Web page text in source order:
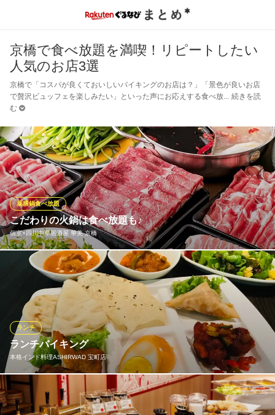
京橋で食べ放題を満喫！リピートしたい
人気のお店3選
京橋で「コスパが良くておいしいバイキングのお店は？」「景色が良いお店
で贅沢ビュッフェを楽しみたい」といった声にお応えする食べ放
続きを読
む
こだわりの火鍋は食べ放題も♪
個室×四川中華居酒屋 華美 京橋
薬膳鍋食べ放題
多くのお客様にご支持頂いている当店の薬膳火鍋コース。人気の
食べ放題プランはもちろん、お1人様でも注文ができる「お1人様
セット」もおすすめ。火鍋プランで楽しめるスープにはピリ辛な
ものとあっさりなものをご用意しているので辛いものが苦手なお
客様でも一緒に楽しむことができますよ！
個室×四川中華居酒屋 華美 京橋
四川料理＆中国料理宴会
地下鉄銀座線京橋駅 徒歩3分
東京都中央区京橋1-6-13 金葉ビルB1
ランチバイキング
本格インド料理ASHIRWAD 宝町店
ランチ
本格インドカレーと焼き立てナンが食べ放題。お得なランチで
す。